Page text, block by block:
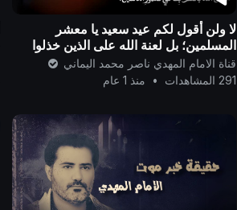
لا ولن أقول لكم عيد سعيد يا معشر
المسلمين؛ بل لعنة الله على الذين خذلوا
المظلومين في فلسطين...
قناة الامام المهدي ناصر محمد اليماني
291 المشاهدات
• منذ 1 عام